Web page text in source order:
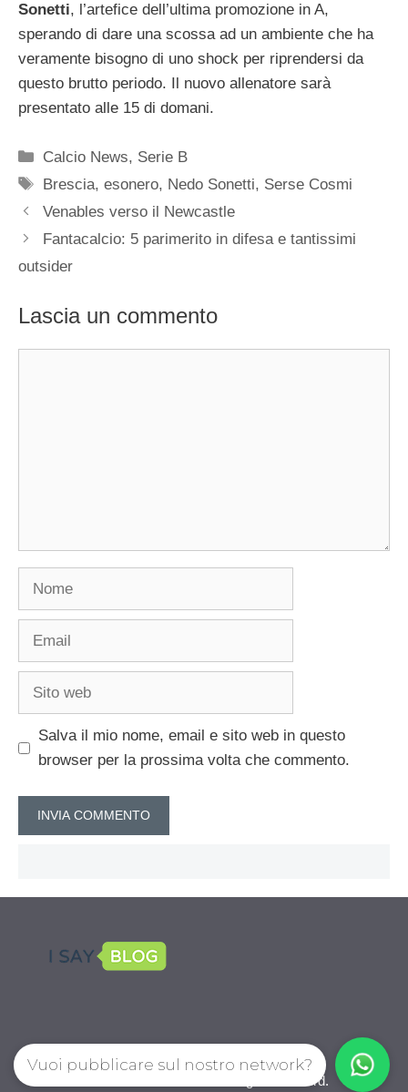
Sonetti, l’artefice dell’ultima promozione in A,
sperando di dare una scossa ad un ambiente che ha
veramente bisogno di uno shock per riprendersi da
questo brutto periodo. Il nuovo allenatore sarà
presentato alle 15 di domani.
Categorie
Calcio News, Serie B
Tag
Brescia,esonero, Nedo Sonetti, Serse Cosmi
Venables verso il Newcastle
Fantacalcio: 5 parimerito in difesa e tantissimi
outsider
Lascia un commento
Nome
Email
Sito
Salva il mio nome, email e sito web in questo
browser per la prossima volta che commento.
CalcioPro.com © 2026. All right reserverd.
Vuoi pubblicare sul nostro network?